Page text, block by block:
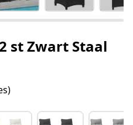
st Zwart Staal